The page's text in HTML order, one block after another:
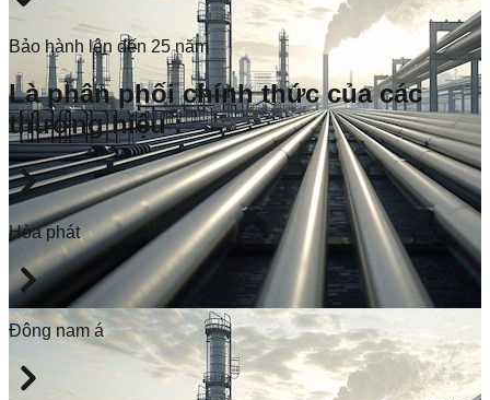
Bảo hành lên đến 25 năm
Là phân phối chính thức của các
thương hiệu :
Hòa phát
Đông nam á